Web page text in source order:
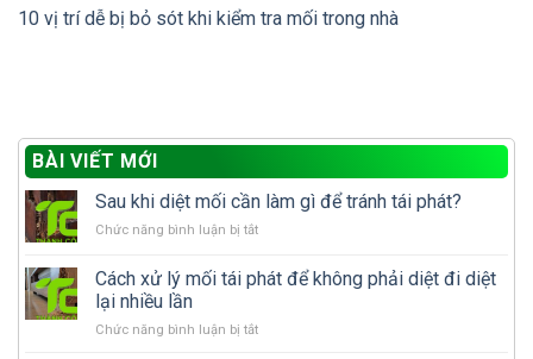
10 vị trí dễ bị bỏ sót khi kiểm tra mối trong nhà
BÀI VIẾT MỚI
Sau khi diệt mối cần làm gì để tránh tái phát?
Chức năng bình luận bị tắtở
khi
diệt
cần
Cách xử lý mối tái phát để không phải diệt đi diệt
lại nhiều lần
Chức năng bình luận bị tắtở